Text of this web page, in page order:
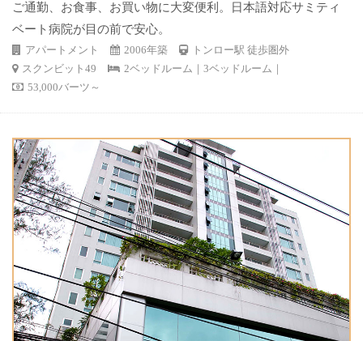
ご通勤、お食事、お買い物に大変便利。日本語対応サミティ
ベート病院が目の前で安心。
アパートメント 2006年築
トンロー駅 徒歩圏外
スクンビット49
2ベッドルーム｜3ベッドルーム｜
53,000バーツ～